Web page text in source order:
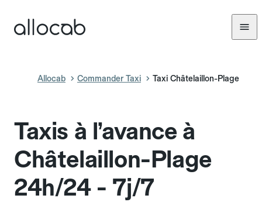
Allocab Commander Taxi Taxi Châtelaillon-Plage
Taxis à l’avance à
Châtelaillon-Plage
24h/24 - 7j/7